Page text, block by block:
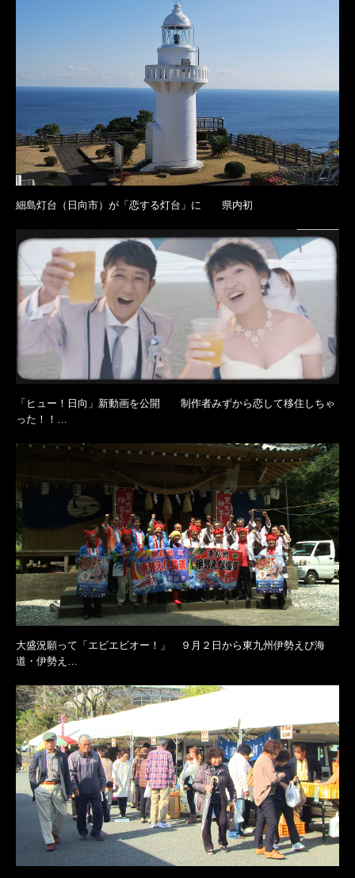
細島灯台（日向市）が「恋する灯台」に 県内初
「ヒュー！日向」新動画を公開 制作者みずから恋して移住しちゃ
った！！…
大盛況願って「エビエビオー！」 ９月２日から東九州伊勢えび海
道・伊勢え…